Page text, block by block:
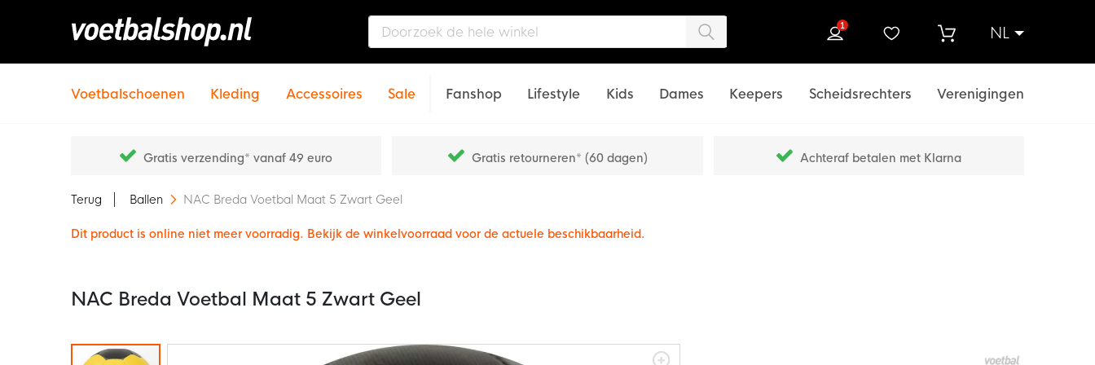
NL
1
Voetbalschoenen Kleding Accessoires Sale Fanshop Lifestyle Kids Dames Keepers Scheidsrechters Verenigingen
Gratis verzending* vanaf 49 euro Gratis retourneren* (60 dagen) Achteraf betalen met Klarna
Terug Ballen NAC Breda Voetbal Maat 5 Zwart Geel
Dit product is online niet meer voorradig. Bekijk de winkelvoorraad voor de actuele beschikbaarheid.
NAC Breda Voetbal Maat 5 Zwart Geel
Ga
naar